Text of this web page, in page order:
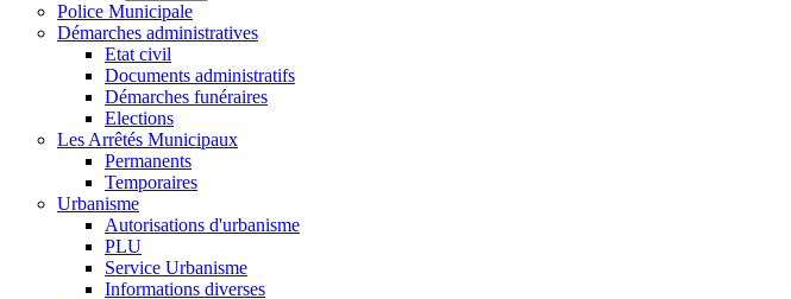
Police Municipale
Démarches administratives
Etat civil
Documents administratifs
Démarches funéraires
Elections
Les Arrêtés Municipaux
Permanents
Temporaires
Urbanisme
Autorisations d'urbanisme
PLU
Service Urbanisme
Informations diverses